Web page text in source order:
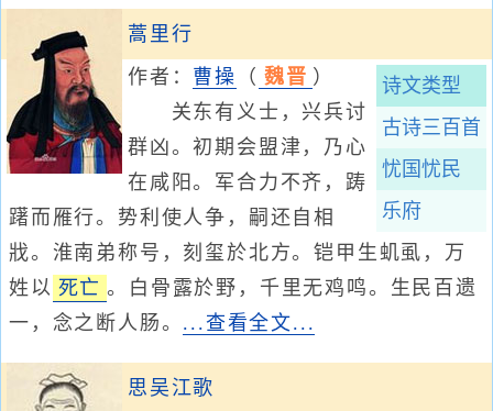
蒿里行
诗文类型
古诗三百首
忧国忧民
乐府
作者： 曹操 （ 魏晋 ）
关东有义士，兴兵讨
群凶。初期会盟津，乃心
在咸阳。军合力不齐，踌
躇而雁行。势利使人争，嗣还自相
戕。淮南弟称号，刻玺於北方。铠甲生虮虱，万
姓以 死亡 。白骨露於野，千里无鸡鸣。生民百遗
一，念之断人肠。 ...查看全文...
思吴江歌